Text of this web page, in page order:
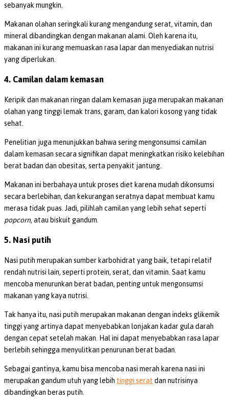
sebanyak mungkin.
Makanan olahan seringkali kurang mengandung serat, vitamin, dan
mineral dibandingkan dengan makanan alami. Oleh karena itu,
makanan ini kurang memuaskan rasa lapar dan menyediakan nutrisi
yang diperlukan.
4. Camilan dalam kemasan
Keripik dan makanan ringan dalam kemasan juga merupakan makanan
olahan yang tinggi lemak trans, garam, dan kalori kosong yang tidak
sehat.
Penelitian juga menunjukkan bahwa sering mengonsumsi camilan
dalam kemasan secara signifikan dapat meningkatkan risiko kelebihan
berat badan dan obesitas, serta penyakit jantung.
Makanan ini berbahaya untuk proses diet karena mudah dikonsumsi
secara berlebihan, dan kekurangan seratnya dapat membuat kamu
merasa tidak puas. Jadi, pilihlah camilan yang lebih sehat seperti
popcorn, atau biskuit gandum.
5. Nasi putih
Nasi putih merupakan sumber karbohidrat yang baik, tetapi relatif
rendah nutrisi lain, seperti protein, serat, dan vitamin. Saat kamu
mencoba menurunkan berat badan, penting untuk mengonsumsi
makanan yang kaya nutrisi.
Tak hanya itu, nasi putih merupakan makanan dengan indeks glikemik
tinggi yang artinya dapat menyebabkan lonjakan kadar gula darah
dengan cepat setelah makan. Hal ini dapat menyebabkan rasa lapar
berlebih sehingga menyulitkan penurunan berat badan.
Sebagai gantinya, kamu bisa mencoba nasi merah karena nasi ini
merupakan gandum utuh yang lebih tinggi serat dan nutrisinya
dibandingkan beras putih.